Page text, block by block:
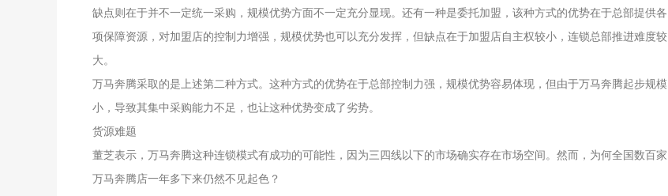
缺点则在于并不一定统一采购，规模优势方面不一定充分显现。还有一种是委托加盟，该种方式的优势在于总部提供各
项保障资源，对加盟店的控制力增强，规模优势也可以充分发挥，但缺点在于加盟店自主权较小，连锁总部推进难度较
大。
万马奔腾采取的是上述第二种方式。这种方式的优势在于总部控制力强，规模优势容易体现，但由于万马奔腾起步规模
小，导致其集中采购能力不足，也让这种优势变成了劣势。
货源难题
董芝表示，万马奔腾这种连锁模式有成功的可能性，因为三四线以下的市场确实存在市场空间。然而，为何全国数百家
万马奔腾店一年多下来仍然不见起色？